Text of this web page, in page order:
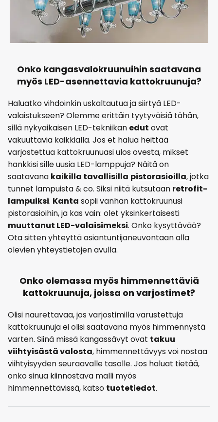
Onko kangasvalokruunuihin saatavana
myös LED-asennettavia kattokruunuja?
Haluatko vihdoinkin uskaltautua ja siirtyä LED-
valaistukseen? Olemme erittäin tyytyväisiä tähän,
sillä nykyaikaisen LED-tekniikan edut ovat
vakuuttavia kaikkialla. Jos et halua heittää
varjostettua kattokruunuasi ulos ovesta, mikset
hankkisi sille uusia LED-lamppuja? Näitä on
saatavana kaikilla tavallisilla pistorasioilla, jotka
tunnet lampuista & co. Siksi niitä kutsutaan retrofit-
lampuiksi. Kanta sopii vanhan kattokruunusi
pistorasioihin, ja kas vain: olet yksinkertaisesti
muuttanut LED-valaisimeksi. Onko kysyttävää?
Ota sitten yhteyttä asiantuntijaneuvontaan alla
olevien yhteystietojen avulla.
Onko olemassa myös himmennettäviä
kattokruunuja, joissa on varjostimet?
Olisi naurettavaa, jos varjostimilla varustettuja
kattokruunuja ei olisi saatavana myös himmennystä
varten. Siinä missä kangassävyt ovat takuu
viihtyisästä valosta, himmennettävyys voi nostaa
viihtyisyyden seuraavalle tasolle. Jos haluat tietää,
onko sinua kiinnostava malli myös
himmennettävissä, katso tuotetiedot.